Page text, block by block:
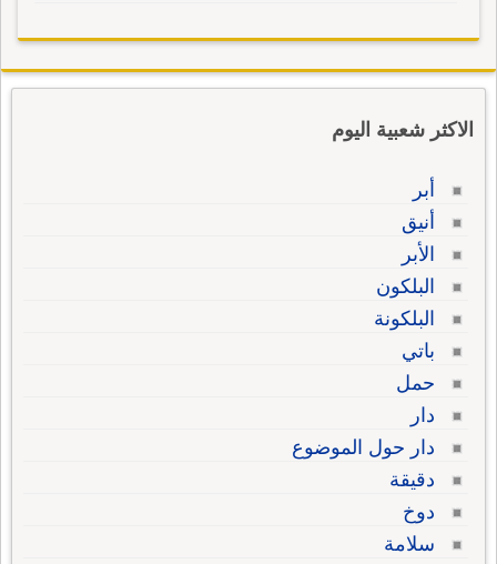
الاكثر شعبية اليوم
أبر
أنيق
الأبر
البلكون
البلكونة
باتي
حمل
دار
دار حول الموضوع
دقيقة
دوخ
سلامة